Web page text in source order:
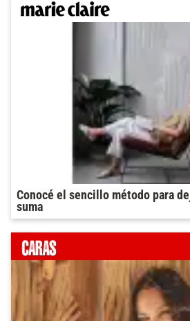
Conocé el sencillo método para
suma